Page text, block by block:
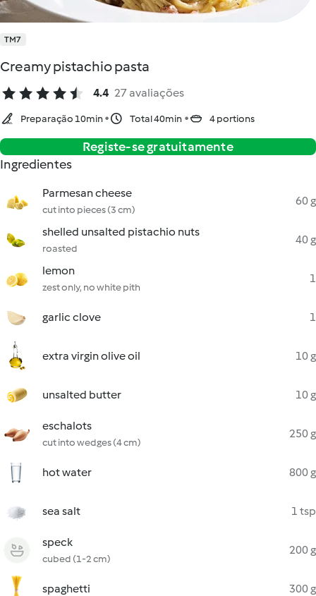
TM7
Creamy pistachio pasta
4.4 27 avaliações
Preparação 10min Total 40min 4 portions
Registe-se gratuitamente
Ingredientes
Parmesan cheese
cut into pieces (3 cm)
60 g
shelled unsalted pistachio nuts
roasted
40 g
lemon
zest only, no white pith
1
garlic clove 1
extra virgin olive oil 10 g
unsalted butter 10 g
eschalots
cut into wedges (4 cm)
250 g
hot water 800 g
sea salt 1 tsp
speck
cubed (1-2 cm)
200 g
spaghetti 300 g